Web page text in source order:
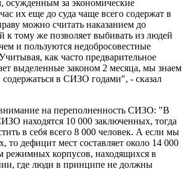
осужденным за экономические
их еще до суда чаще всего содержат в
можно считать наказанием до
к тому же позволяет выбивать из людей
и пользуются недобросовестные
как часто предварительное
выделенные законом 2 месяца, мы знаем
содержаться в СИЗО годами", - сказал
на переполненность СИЗО: "В
находятся 10 000 заключенных, тогда
в себя всего 8 000 человек. А если мы
то дефицит мест составляет около 14 000
режимных корпусов, находящихся в
где люди в принципе не должны